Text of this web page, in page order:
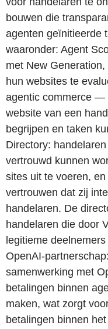
bouwen die
agenten geïnitieerde
waaronder: Agent
met New
hun websites te
agentic commerce —
website van een
begrijpen en taken
Directory:
vertrouwd kunnen
sites uit te voeren,
vertrouwen dat zij
handelaren. De
handelaren die door
legitieme
OpenAI-
samenwerking met
betalingen binnen
maken, wat zorgt
betalingen binnen